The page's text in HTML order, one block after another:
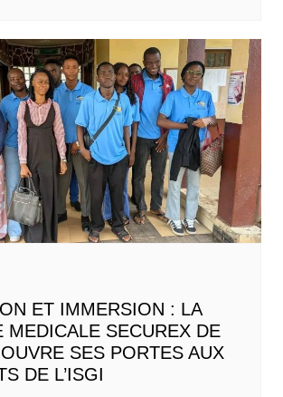
ET IMMERSION : LA
MEDICALE SECUREX DE
SES PORTES AUX
DE L’ISGI